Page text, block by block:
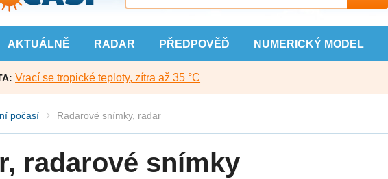
AKTUÁLNĚ RADAR PŘEDPOVĚĎ NUMERICKÝ MODEL
Vrací se tropické teploty, zítra až 35 °C
počasí Radarové snímky, radar
radarové snímky